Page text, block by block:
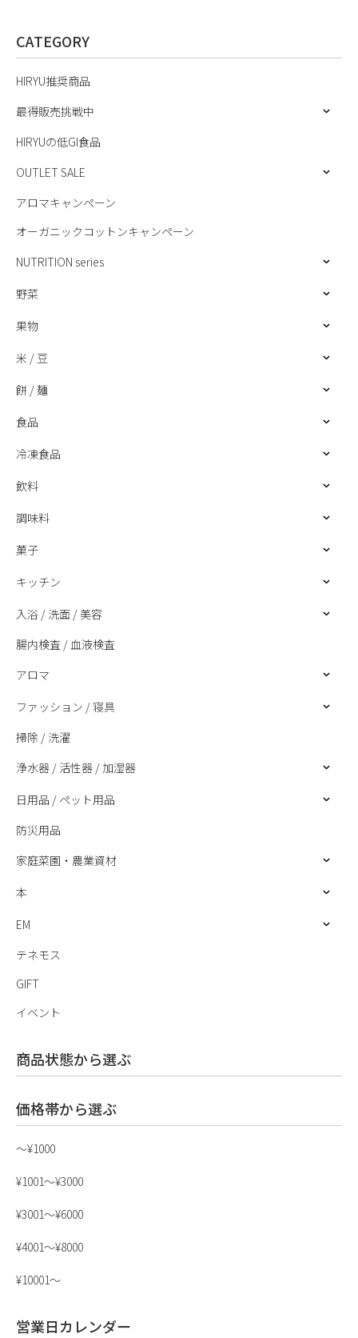
CATEGORY
HIRYU推奨商品
最得販売挑戦中
HIRYUの低GI食品
OUTLET SALE
アロマキャンペーン
オーガニックコットンキャンペーン
NUTRITION series
野菜
果物
米 / 豆
餅 / 麺
食品
冷凍食品
飲料
調味料
菓子
キッチン
入浴 / 洗面 / 美容
腸内検査 / 血液検査
アロマ
ファッション / 寝具
掃除 / 洗濯
浄水器 / 活性器 / 加湿器
日用品 / ペット用品
防災用品
家庭菜園・農業資材
本
EM
テネモス
GIFT
イベント
商品状態から選ぶ
価格帯から選ぶ
〜¥1000
¥1001〜¥3000
¥3001〜¥6000
¥4001〜¥8000
¥10001〜
営業日カレンダー